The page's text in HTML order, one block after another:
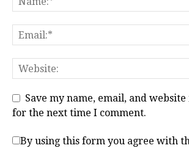
Save my name, email, and
for the next time I comment.
By using this form you agree with